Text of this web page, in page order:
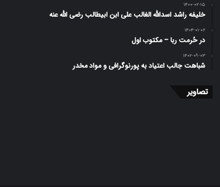
۱۴۰۰-۰۲-۱۵
خلیفه راشد اسدالله الغالب علی ابن ابیطالب رضی الله عنه
۱۴۰۴-۰۱-۰۶
در حُرمت ربا – مکتوب اول
۱۴۰۲-۰۹-۰۳
شباهت جالب اعتیاد به پورنوگرافی و مواد مخدر
تصاویر